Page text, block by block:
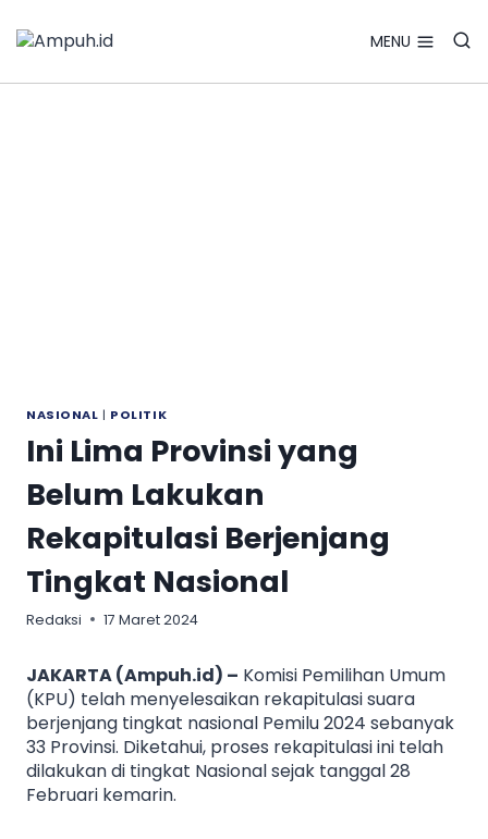
to
content
MENU
NASIONAL | POLITIK
Ini Lima Provinsi yang
Belum Lakukan
Rekapitulasi Berjenjang
Tingkat Nasional
Redaksi 17 Maret 2024
JAKARTA (Ampuh.id) – Komisi Pemilihan Umum
(KPU) telah menyelesaikan rekapitulasi suara
berjenjang tingkat nasional Pemilu 2024 sebanyak
33 Provinsi. Diketahui, proses rekapitulasi ini telah
dilakukan di tingkat Nasional sejak tanggal 28
Februari kemarin.